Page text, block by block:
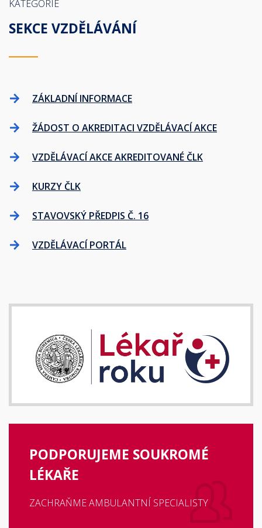
KATEGORIE
SEKCE VZDĚLÁVÁNÍ
ZÁKLADNÍ INFORMACE
ŽÁDOST O AKREDITACI VZDĚLÁVACÍ AKCE
VZDĚLÁVACÍ AKCE AKREDITOVANÉ ČLK
KURZY ČLK
STAVOVSKÝ PŘEDPIS Č. 16
VZDĚLÁVACÍ PORTÁL
PODPORUJEME SOUKROMÉ
LÉKAŘE
ZACHRAŇME AMBULANTNÍ SPECIALISTY